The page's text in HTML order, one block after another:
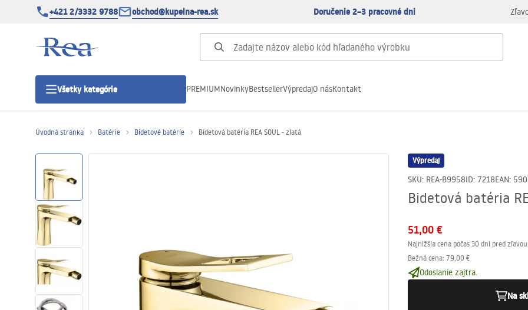
+421 2/3332 9788 obchod@kupelna-rea.sk Doručenie 2–3 pracovné dni
Všetky kategórie
Sprchové dvere
Sprchové žľaby
Sanitárna keramika
PREMIUMNovinkyBestsellerVýpredajO násKontakt
Úvodná stránka Batérie Bidetové batérie Bidetová batéria REA SOUL - zlatá
Výpredaj
SKU: REA-B9958ID: 7218EAN:
Bidetová batéria
51,00 €
Najnižšia cena počas 30 dní pred zľavou:
Bežná cena: 79,00 €
Odoslanie zajtra.
Na